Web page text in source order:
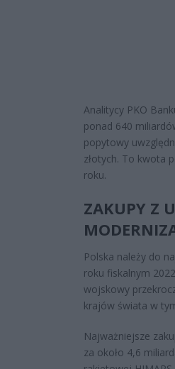
Analitycy PKO
ponad 640
popytowy
złotych. To kwota
roku.
ZAKUPY Z
Polska należy do
roku fiskalnym
wojskowy
krajów świata w
Najważniejsze
za około 4,6